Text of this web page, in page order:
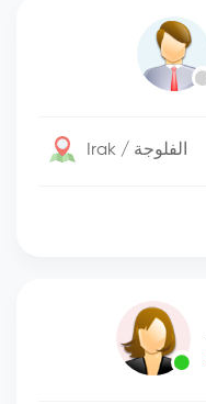
Irak / الفلوجة